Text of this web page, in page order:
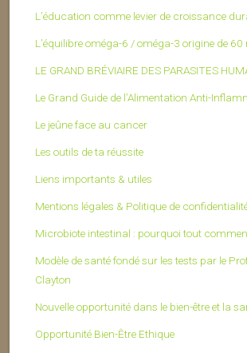
L’éducation comme levier de croissance
L’équilibre oméga-6 / oméga-3 origine de
LE GRAND BRÉVIAIRE DES PARASITES
Le Grand Guide de l’Alimentation Anti-
Le jeûne face au cancer
Les outils de ta réussite
Liens importants & utiles
Mentions légales & Politique de
Microbiote intestinal : pourquoi tout
Modèle de santé fondé sur les tests par le
Clayton
Nouvelle opportunité dans le bien-être et la
Opportunité Bien-Être Ethique